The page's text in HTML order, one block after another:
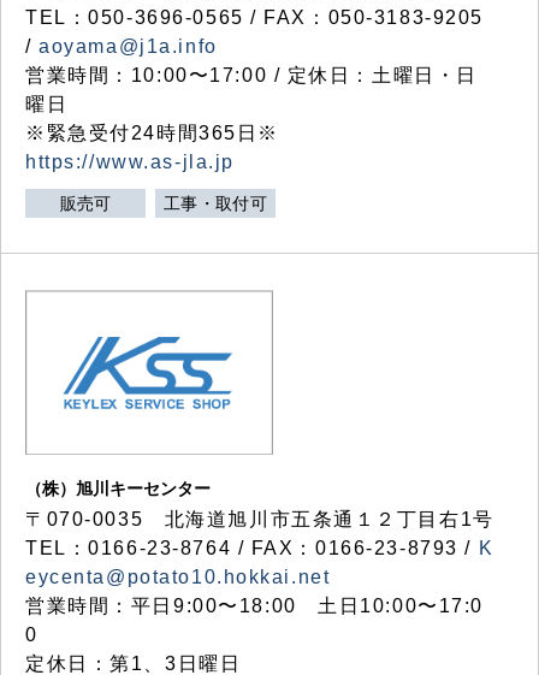
TEL：050-3696-0565 / FAX：050-3183-9205
/aoyama@j1a.info
営業時間：10:00〜17:00 / 定休日：土曜日・日
曜日
※緊急受付24時間365日※
https://www.as-jla.jp
販売可 工事・取付可
（株）旭川キーセンター
〒070-0035 北海道旭川市五条通１２丁目右1号
TEL：0166-23-8764 / FAX：0166-23-8793 / K
eycenta@potato10.hokkai.net
営業時間：平日9:00〜18:00 土日10:00〜17:0
0
定休日：第1、3日曜日